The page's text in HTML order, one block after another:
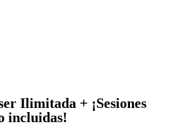
Ilimitada + ¡Sesiones
incluidas!